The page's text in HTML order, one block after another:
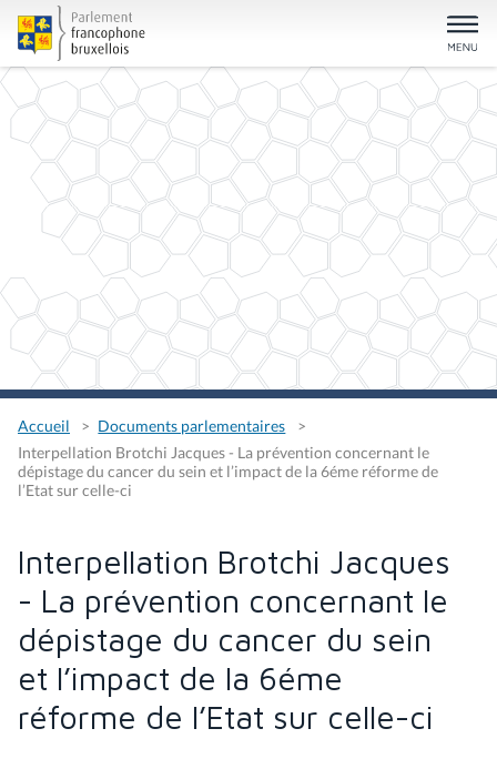
Accueil
Documents parlementaires
Interpellation Brotchi Jacques - La prévention concernant le
dépistage du cancer du sein et l’impact de la 6éme réforme de
l’Etat sur celle-ci
Interpellation Brotchi Jacques
- La prévention concernant le
dépistage du cancer du sein
et l’impact de la 6éme
réforme de l’Etat sur celle-ci